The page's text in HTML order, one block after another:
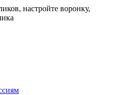
настройте воронку,